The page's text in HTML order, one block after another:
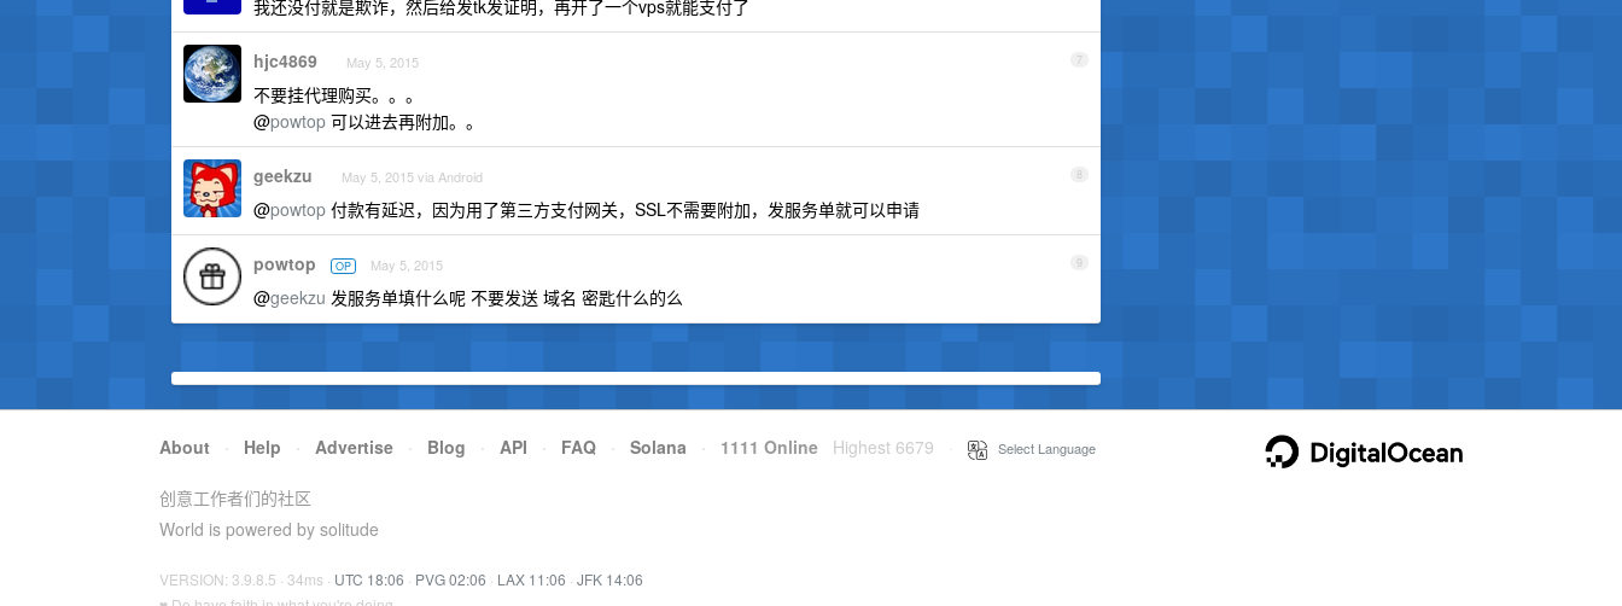
我还没付就是欺诈，然后给发tk发证明，再开了一个vps就能支付了
7
hjc4869 May 5, 2015
不要挂代理购买。。。
@powtop 可以进去再附加。。
8
geekzu May 5, 2015 via Android
@powtop 付款有延迟，因为用了第三方支付网关，SSL不需要附加，发服务单就可以申请
9
powtop OP May 5, 2015
@geekzu 发服务单填什么呢 不要发送 域名 密匙什么的么
About · Help · Advertise · Blog · API · FAQ · Solana · 1111 Online Highest 6679 Select Language
创意工作者们的社区
World is powered by solitude
VERSION: 3.9.8.5 · 34ms · UTC 18:06 · PVG 02:06 · LAX 11:06 · JFK 14:06